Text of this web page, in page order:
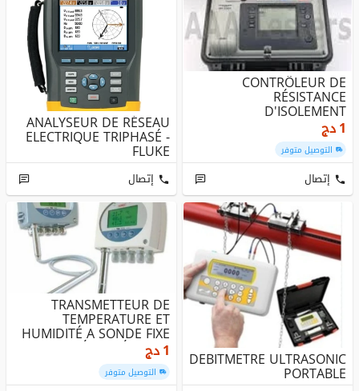
CONTRÔLEUR DE
RÉSISTANCE
D'ISOLEMENT
(MEGOHMMETRE)
ENREGISTREUR DE DON...
1دج
التوصيل متوفر
إتصال
ANALYSEUR DE RÉSEAU
ELECTRIQUE TRIPHASÉ -
FLUKE
إتصال
DEBITMETRE ULTRASONIC
PORTABLE
TRANSMETTEUR DE
TEMPERATURE ET
HUMIDITÉ A SONDE FIXE
OU DÉPORTÉE - KIM...
1دج
التوصيل متوفر